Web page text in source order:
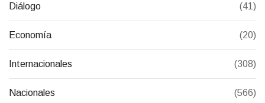
Diálogo (41)
Economía (20)
Internacionales (308)
Nacionales (566)